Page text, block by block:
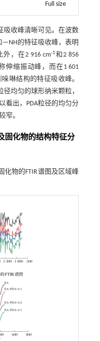
Full size
吸收峰清晰可见。在波数
的特征吸收峰，表明
，在2 916 cm-1和2 856
伸缩振动峰，而在1 601
啉结构的特征吸收峰。
径均匀的球形纳米颗粒，
看出，PDA粒径的均匀分
窄。
固化物的结构特征分
化物的FTIR谱图及区域峰